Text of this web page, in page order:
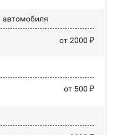
автомобиля
от 2000 ₽
от 500 ₽